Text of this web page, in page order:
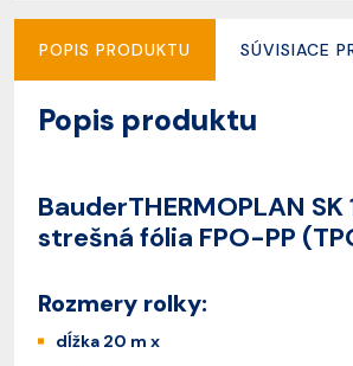
POPIS PRODUKTU SÚVISIACE
Popis produktu
BauderTHERMOPLAN SK
strešná fólia FPO-PP
Rozmery rolky:
dĺžka 20 m x